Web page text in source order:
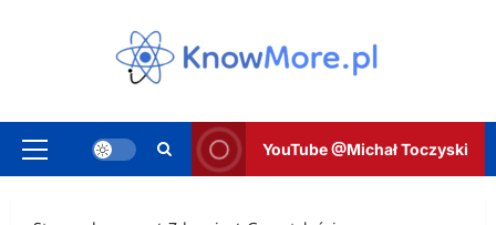
Menu
YouTube @Michał Toczyski